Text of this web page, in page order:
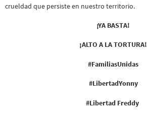
crueldad que persiste en nuestro territorio.
¡YA BASTA!
¡ALTO A LA TORTURA!
#FamiliasUnidas
#LibertadYonny
#Libertad Freddy